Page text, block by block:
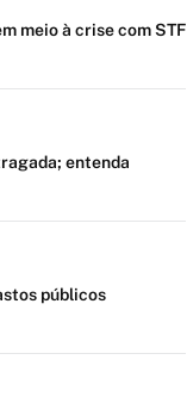
meio à crise com STF
entenda
públicos